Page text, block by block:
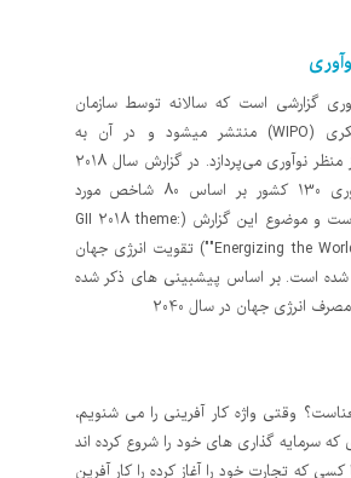
گزارشی است که سالانه توسط سازمان
جهانی مالکیت فکری (WIPO) منتشر می­شود و در آن به
رتبه‌بندی کشورها از منظر نوآوری می­‌پردازد. در گزارش سال 2018
وایپو، عملکرد نوآوری 130 کشور بر اساس 80 شاخص مورد
بررسی قرار گرفته است و موضوع این گزارش (GII 2018 theme:
"Energizing the World with Innovation") تقویت انرژی جهان
شده است. بر اساس پیشبینی های ذکر شده
انرژی جهان در سال 2040
وقتی واژه کار آفرینی را می شنویم،
که سرمایه گذاری های خود را شروع کرده اند
که تجارت خود را آغاز کرده را کار آفرین